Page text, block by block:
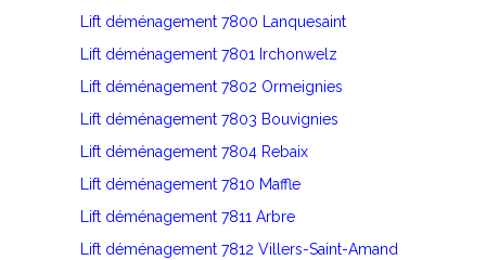
Lift déménagement 7800 Lanquesaint
Lift déménagement 7801 Irchonwelz
Lift déménagement 7802 Ormeignies
Lift déménagement 7803 Bouvignies
Lift déménagement 7804 Rebaix
Lift déménagement 7810 Maffle
Lift déménagement 7811 Arbre
Lift déménagement 7812 Villers-Saint-Amand